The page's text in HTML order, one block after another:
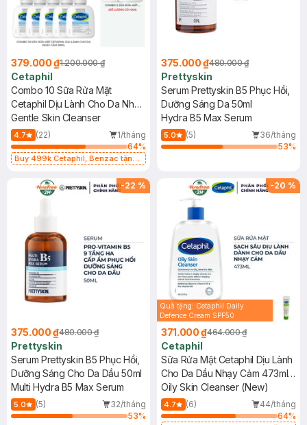
379.000 ₫1.200.000 ₫
Cetaphil
Combo 10 Sữa Rửa Mặt
Cetaphil Dịu Lành Cho Da Nhạy
Cảm 59ml
Gentle Skin Cleanser
4.7 (22)
1/tháng
64%
Buy 499k Cetaphil, Benzac tặng
375.000 ₫480.000 ₫
Prettyskin
Serum Prettyskin B5 Phục Hồi,
Dưỡng Sáng Da 50ml
Hydra B5 Max Serum
5.0 (5)
36/tháng
53%
-22 %
375.000 ₫480.000 ₫
Prettyskin
Serum Prettyskin B5 Phục Hồi,
Dưỡng Sáng Cho Da Dầu 50ml
Multi Hydra B5 Max Serum
5.0 (5)
32/tháng
53%
-20 %
Quà tặng: Cetaphil Daily
Defence Cream SPF50
371.000 ₫464.000 ₫
Cetaphil
Sữa Rửa Mặt Cetaphil Dịu Lành
Cho Da Dầu Nhạy Cảm 473ml
(Mới)
Oily Skin Cleanser (New)
4.7 (6)
44/tháng
64%